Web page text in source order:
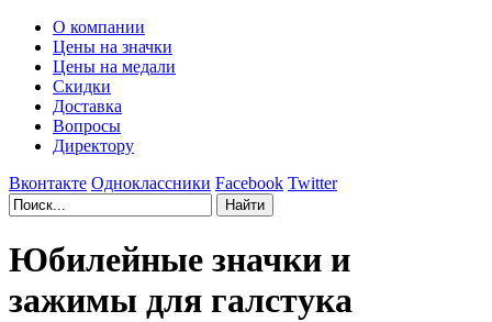
О компании
Цены на значки
Цены на медали
Скидки
Доставка
Вопросы
Директору
Вконтакте Одноклассники Facebook Twitter
Юбилейные значки и
зажимы для галстука